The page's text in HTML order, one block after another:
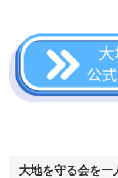
大地を守る会を一